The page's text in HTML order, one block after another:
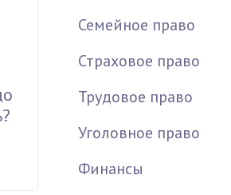
Семейное право
Страховое право
Трудовое право
Уголовное право
Финансы